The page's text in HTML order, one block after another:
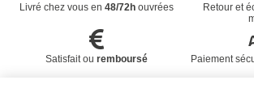
Livré chez vous en 48/72houvrées Retour et
Satisfait ou remboursé Paiement